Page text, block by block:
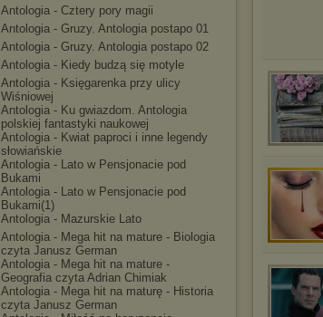
Antologia - Cztery pory magii
Antologia - Gruzy. Antologia postapo 01
Antologia - Gruzy. Antologia postapo 02
Antologia - Kiedy budzą się motyle
Antologia - Księgarenka przy ulicy
Wiśniowej
Antologia - Ku gwiazdom. Antologia
polskiej fantastyki naukowej
Antologia - Kwiat paproci i inne legendy
słowiańskie
Antologia - Lato w Pensjonacie pod
Bukami
Antologia - Lato w Pensjonacie pod
Bukami(1)
Antologia - Mazurskie Lato
Antologia - Mega hit na mature - Biologia
czyta Janusz German
Antologia - Mega hit na mature -
Geografia czyta Adrian Chimiak
Antologia - Mega hit na maturę - Historia
czyta Janusz German